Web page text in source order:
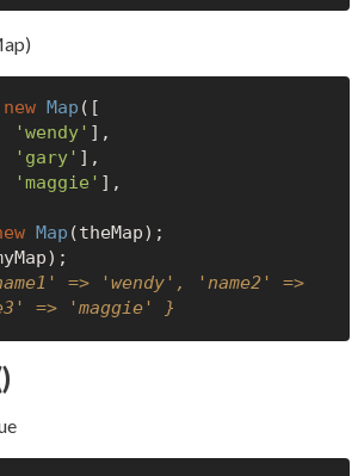
new Map ([
'wendy' ],
'gary' ],
'maggie' ],
Map
=> 'wendy', 'name2' =>
=> 'maggie' }